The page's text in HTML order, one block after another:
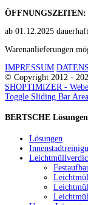
ÖFFNUNGSZEITEN:
ab 01.12.2025
Warenanlieferungen
IMPRESSUM
© Copyright 2012 -
SHOPTIMIZER -
Toggle Sliding Bar Area
BERTSCHE Lösungen
Lösungen